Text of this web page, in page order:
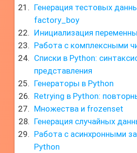
Генерация тестовых
factory_boy
Инициализация
Работа с комплексными
Списки в Python:
представления
Генераторы в Python
Retrying в Python:
Множества и frozenset
Генерация случайных
Работа с асинхронными
Python